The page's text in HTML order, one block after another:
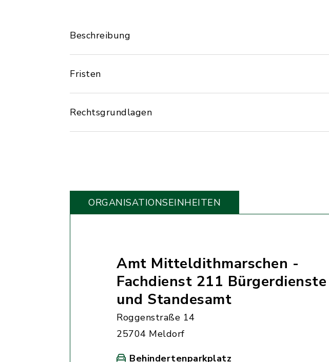
Beschreibung
Fristen
Rechtsgrundlagen
ORGANISATIONS­EINHEITEN
Amt Mitteldithmarschen -
Fachdienst 211 Bürgerdienste
und Standesamt
Roggenstraße 14
25704 Meldorf
Behindertenparkplatz